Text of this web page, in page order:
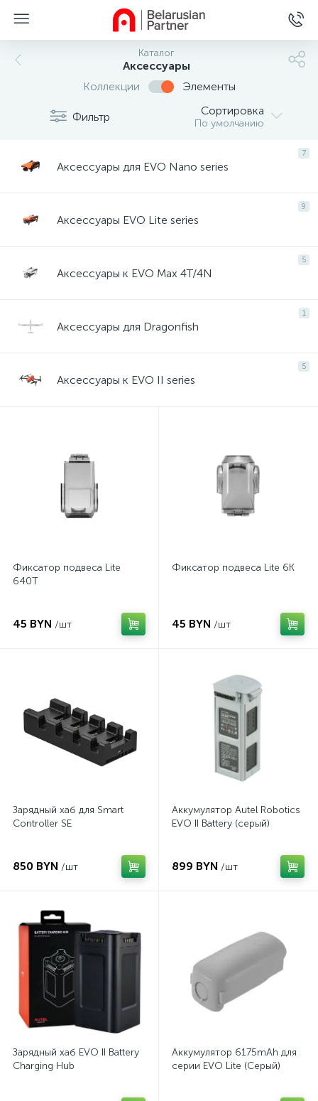
Каталог
Аксессуары
Коллекции
Элементы
Фильтр Сортировка
По умолчанию
7
Аксессуары для EVO Nano series
9
Аксессуары EVO Lite series
5
Аксессуары к EVO Max 4T/4N
1
Аксессуары для Dragonfish
5
Аксессуары к EVO II series
Фиксатор подвеса Lite
640T
45 BYN /шт
Фиксатор подвеса Lite 6K
45 BYN /шт
Зарядный хаб для Smart
Controller SE
850 BYN /шт
Аккумулятор Autel Robotics
EVO II Battery (серый)
899 BYN /шт
Зарядный хаб EVO II Battery
Charging Hub
Аккумулятор 6175mAh для
серии EVO Lite (Серый)